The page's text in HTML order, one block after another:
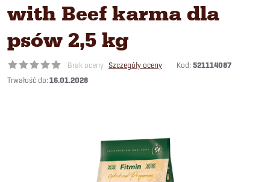
with Beef karma dla
psów 2,5 kg
Brak oceny Szczegóły oceny Kod: 521114087
16.01.2028